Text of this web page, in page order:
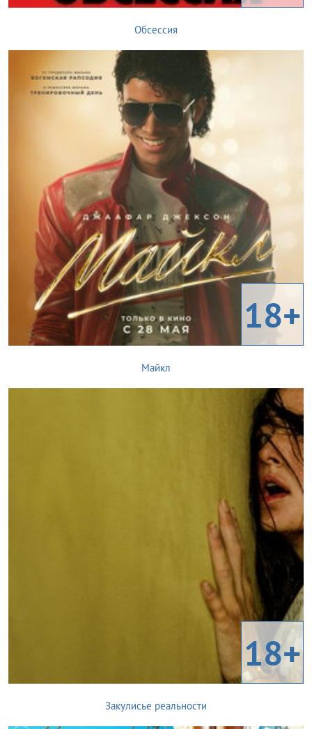
Обсессия
18+
Майкл
18+
Закулисье реальности